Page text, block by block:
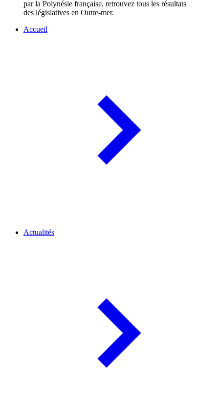
par la Polynésie française, retrouvez tous les résultats
des législatives en Outre-mer.
Accueil
Actualités